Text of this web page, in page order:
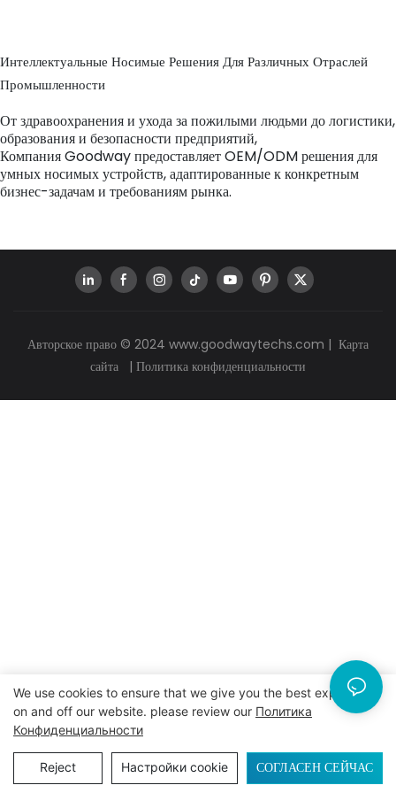
Интеллектуальные Носимые Решения Для Различных Отраслей
Промышленности
От здравоохранения и ухода за пожилыми людьми до логистики,
образования и безопасности предприятий,
Компания Goodway предоставляет OEM/ODM решения для
умных носимых устройств, адаптированные к конкретным
бизнес-задачам и требованиям рынка.
Авторское право © 2024 www.goodwaytechs.com | Карта
сайта
| Политика конфиденциальности
We use cookies to ensure that we give you the best experience
on and off our website. please review our Политика
Конфиденциальности
Reject Настройки cookie СОГЛАСЕН СЕЙЧАС